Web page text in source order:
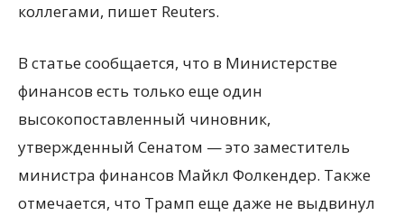
коллегами, пишет Reuters.
В статье сообщается, что в Министерстве
финансов есть только еще один
высокопоставленный чиновник,
утвержденный Сенатом — это заместитель
министра финансов Майкл Фолкендер. Также
отмечается, что Трамп еще даже не выдвинул